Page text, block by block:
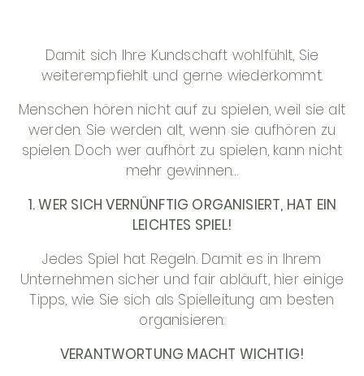
Damit sich Ihre Kundschaft wohlfühlt, Sie
weiterempfiehlt und gerne wiederkommt.
Menschen hören nicht auf zu spielen, weil sie alt
werden. Sie werden alt, wenn sie aufhören zu
spielen. Doch wer aufhört zu spielen, kann nicht
mehr gewinnen…
1. WER SICH VERNÜNFTIG ORGANISIERT, HAT EIN
LEICHTES SPIEL!
Jedes Spiel hat Regeln. Damit es in Ihrem
Unternehmen sicher und fair abläuft, hier einige
Tipps, wie Sie sich als Spielleitung am besten
organisieren:
VERANTWORTUNG MACHT WICHTIG!